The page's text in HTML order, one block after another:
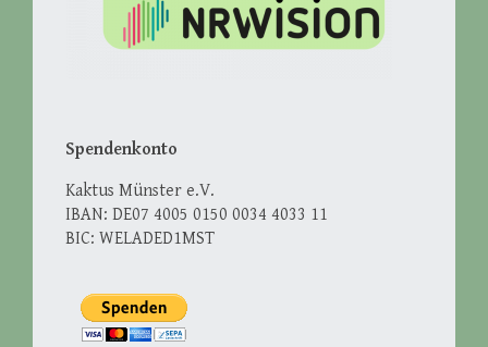
Spendenkonto
Kaktus Münster e.V.
IBAN: DE07 4005 0150 0034 4033 11
BIC: WELADED1MST